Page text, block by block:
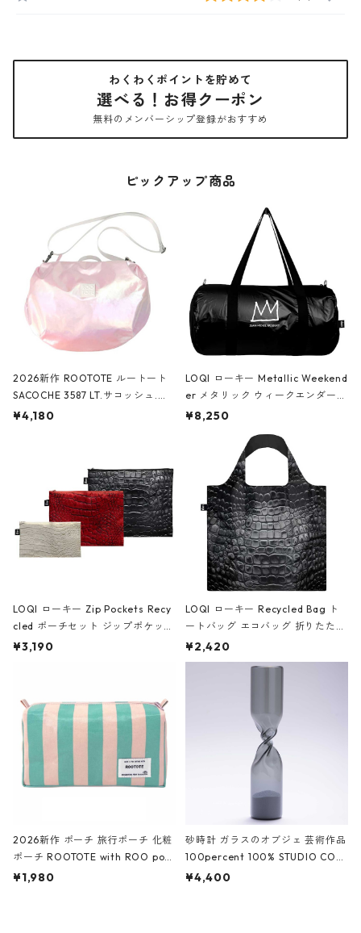
わくわくポイントを貯めて
選べる！お得クーポン
無料のメンバーシップ登録がおすすめ
ピックアップ商品
2026新作 ROOTOTE ルートート
SACOCHE 3587 LT.サコッシュ.ル
ミエ-B ショルダーバッグ グロスピ
¥4,180
LOQI ローキー Metallic Weekend
er メタリック ウィークエンダー
ボストンバッグ ショルダーバッグ
Black ジャン=ミッシェル・バスキ
ア/クラウン ブラック
¥8,250
LOQI ローキー Zip Pockets Recy
cled ポーチセット ジップポケット
ファスナーポーチ 撥水加工 トラベ
ーガンディー、オフホワイト
¥3,190
LOQI ローキー Recycled Bag ト
ートバッグ エコバッグ 折りたたみ
大きめ 撥水加工 収納ポーチ CRO
CODILE/Black クロコダイル/ブラ
¥2,420
2026新作 ポーチ 旅行ポーチ 化粧
ポーチ ROOTOTE with ROO pou
ch 3532 ルートート WR.ポーチ.ラ
¥1,980
砂時計 ガラスのオブジェ 芸術作品
100percent 100% STUDIO COH
AKU Timeless 100パーセント ス
¥4,400